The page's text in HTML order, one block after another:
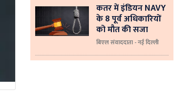
कतर में इंडियन NAVY
के 8 पूर्व अधिकारियों
को मौत की सजा
बिएल संवाददाता - नई दिल्ली